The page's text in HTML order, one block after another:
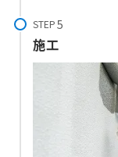
STEP
施工